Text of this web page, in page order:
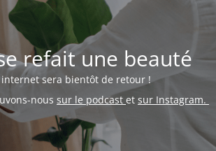
refait une beauté
internet sera bientôt de retour !
nous sur le podcast et sur Instagram.